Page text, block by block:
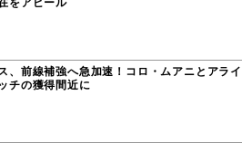
をアピール
、前線補強へ急加速！コロ・ムアニとアライ
チの獲得間近に